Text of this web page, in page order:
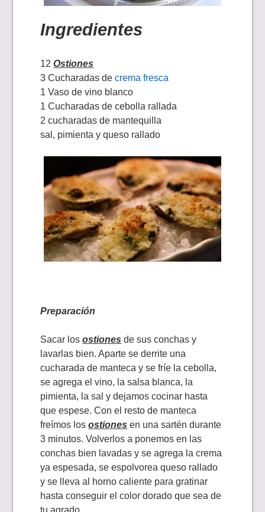
Ingredientes
12Ostiones
3 Cucharadas decrema fresca
1 Vaso de vino blanco
1 Cucharadas de cebolla rallada
2 cucharadas de mantequilla
sal, pimienta y queso rallado
Preparación
Sacar losostiones de sus conchas y
lavarlas bien. Aparte se derrite una
cucharada de manteca y se fríe la cebolla,
se agrega el vino, la salsa blanca, la
pimienta, la sal y dejamos cocinar hasta
que espese. Con el resto de manteca
freímos losostiones en una sartén durante
3 minutos. Volverlos a ponemos en las
conchas bien lavadas y se agrega la crema
ya espesada, se espolvorea queso rallado
y se lleva al horno caliente para gratinar
hasta conseguir el color dorado que sea de
tu agrado.